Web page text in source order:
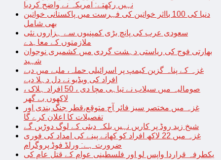
نہیں رکھتے: امریکہ نے واضح کردیا
دنیا کی 100 بااثر خواتین کی فہرست میں پاکستانی خواتین
بھی شامل
سعودی عرب کی پانچ بڑی کمپنیوں سے ہزاروں نئی
ملازمتوں کے معاہدے
بھارتی فوج کی ریاستی دہشت گردی میں کشمیری نوجوان
شہید
غزہ کے پناہ گزین کیمپ پر اسرائیلی حملہ، ملبے میں دبے
افراد کی ویڈیو نے دل دہلا دیے
صومالیہ میں سیلاب نے تباہی مچا دی ، 50 افراد ہلاک ،
لاکھوں بے گھر
غزہ میں مختصر سیز فائر آج متوقع،قطر جنگ بندی اور
تفصیلات کا اعلان کرے گا
شیخ زید روڈ پر کاریں نہیں بلکہ دبئی کے لوگ دوڑیں گے
غزہ میں 22 لاکھ افراد کو کھانے پینے کی امداد کی فوری
ضرورت ہے: ورلڈ فوڈ پروگرام
یکطرفہ قراردا واپس لو اور فلسطینی عوام کے قتل عام کی